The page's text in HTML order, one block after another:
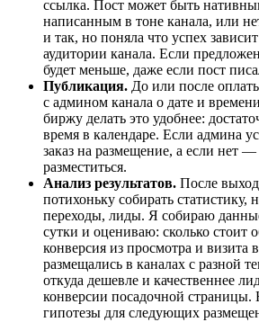
ссылка. Пост может быть
написанным в тоне канала, или
и так, но поняла что успех
аудитории канала. Если
будет меньше, даже если пост
Публикация. До или после
с админом канала о дате и
биржу делать это удобнее:
время в календаре. Если админа
заказ на размещение, а если нет
разместиться.
Анализ результатов. После
потихоньку собирать
переходы, лиды. Я собираю
сутки и оцениваю: сколько стоит
конверсия из просмотра и визита
размещались в каналах с разной
откуда дешевле и качественнее
конверсии посадочной
гипотезы для следующих